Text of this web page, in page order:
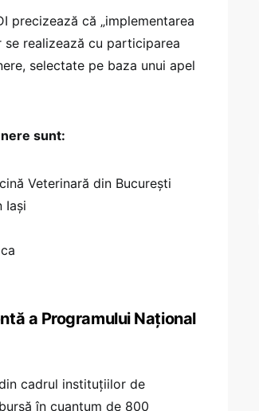
precizează că „implementarea
realizează cu participarea
selectate pe baza unui apel
sunt:
Veterinară din București
Iași
a Programului Național
cadrul instituțiilor de
în cuantum de 800